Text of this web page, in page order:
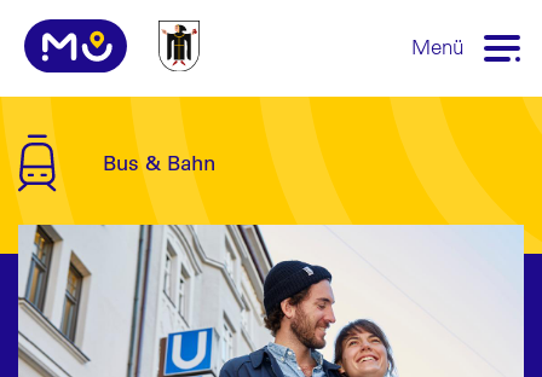
Menü
Bus & Bahn